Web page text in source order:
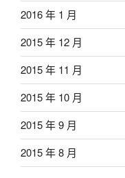
2016 年 1 月
2015 年 12 月
2015 年 11 月
2015 年 10 月
2015 年 9 月
2015 年 8 月